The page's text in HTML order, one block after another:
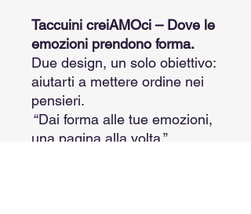
Taccuini creiAMOci – Dove le
emozioni prendono forma.
Due design, un solo obiettivo:
aiutarti a mettere ordine nei
pensieri.
“Dai forma alle tue emozioni,
una pagina alla volta.”